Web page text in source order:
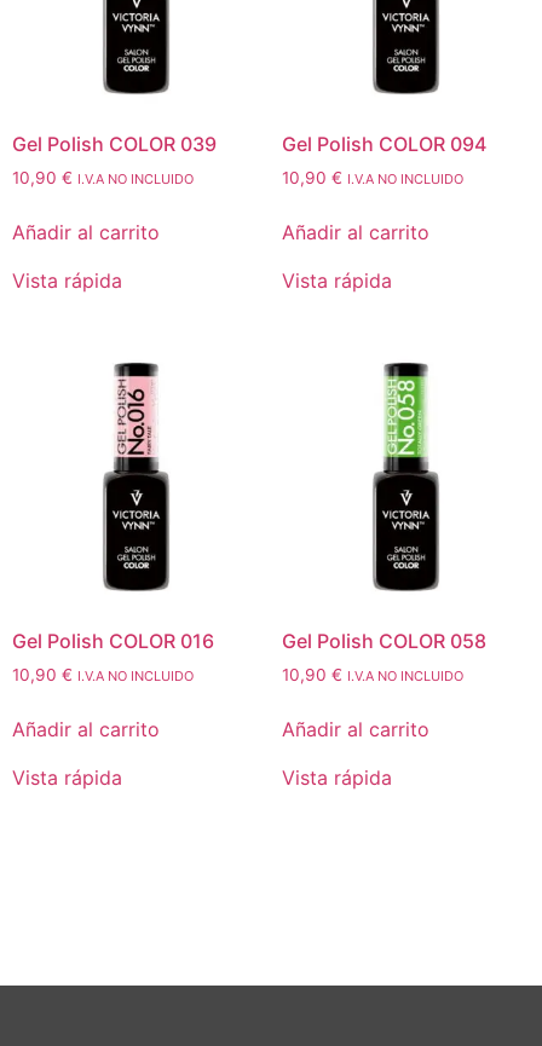
Gel Polish COLOR 039
10,90 € I.V.A NO INCLUIDO
Añadir al carrito
Vista rápida
Gel Polish COLOR 094
10,90 € I.V.A NO INCLUIDO
Añadir al carrito
Vista rápida
Gel Polish COLOR 016
10,90 € I.V.A NO INCLUIDO
Añadir al carrito
Vista rápida
Gel Polish COLOR 058
10,90 € I.V.A NO INCLUIDO
Añadir al carrito
Vista rápida